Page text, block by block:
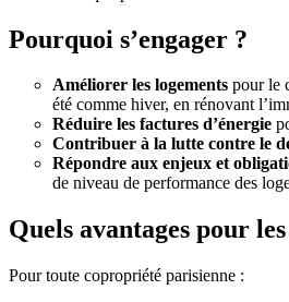
Pourquoi s’engager ?
Améliorer les logements pour le
été comme hiver, en rénovant
Réduire les factures d’énergie
Contribuer à la lutte contre le
Répondre aux enjeux et
de niveau de performance des
Quels avantages pour
Pour toute copropriété parisienne :